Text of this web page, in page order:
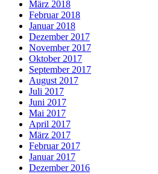
März 2018
Februar 2018
Januar 2018
Dezember 2017
November 2017
Oktober 2017
September 2017
August 2017
Juli 2017
Juni 2017
Mai 2017
April 2017
März 2017
Februar 2017
Januar 2017
Dezember 2016